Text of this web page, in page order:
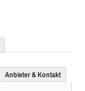
Anbieter & Kontakt